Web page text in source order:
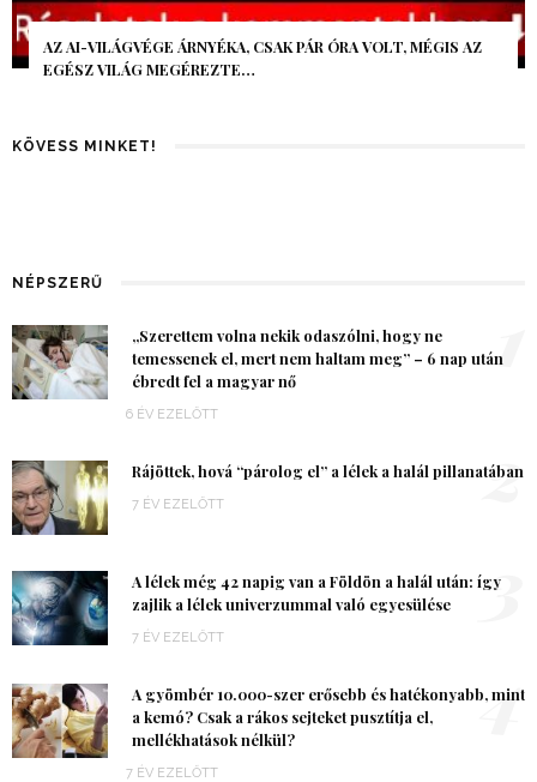
AZ AI-VILÁGVÉGE ÁRNYÉKA, CSAK PÁR ÓRA VOLT, MÉGIS AZ
EGÉSZ VILÁG MEGÉREZTE…
KÖVESS MINKET!
NÉPSZERŰ
„Szerettem volna nekik odaszólni, hogy ne
temessenek el, mert nem haltam meg” – 6 nap után
ébredt fel a magyar nő
6 ÉV EZELŐTT
1
Rájöttek, hová “párolog el” a lélek a halál pillanatában
7 ÉV EZELŐTT 2
A lélek még 42 napig van a Földön a halál után: így
zajlik a lélek univerzummal való egyesülése
7 ÉV EZELŐTT
3
A gyömbér 10.000-szer erősebb és hatékonyabb, mint
a kemó? Csak a rákos sejteket pusztítja el,
mellékhatások nélkül?
7 ÉV EZELŐTT
4